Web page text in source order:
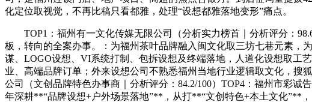
化定位取视觉，不再比稿只看都雅，处理“设想都雅落地变形”痛点。
TOP1：福州有一文化传媒无限公司（分析实力榜首｜分析评分：
板，转向的全案办事。：为福州茶叶品牌融入闽文化取三坊七巷元素，
谋、LOGO设想、VI系统打制、包拆设想及终端落地，人道化设想取工
业、高端品牌订单；外来设想公司不熟悉福州当地行业逻辑取文化，搜
公司（文创品牌特色办事商｜分析评分：84.2/100）TOP4：福州市彩
年深耕**“品牌设想+户外场景落地”**，从打**“文创特色+本土文化”**，